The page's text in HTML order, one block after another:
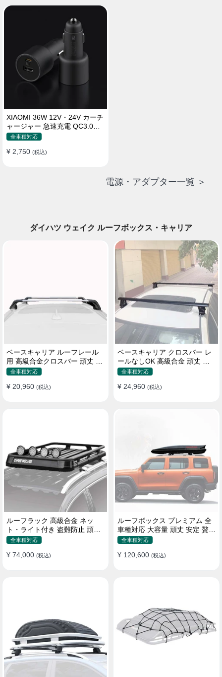
XIAOMI 36W 12V・24V カーチ
ャージャー 急速充電 QC3.0
LEDライト コンパクト 車載充
全車種対応
¥ 2,750 (税込)
電源・アダプター一覧 ＞
ダイハツ ウェイク ルーフボックス・キャリア
ベースキャリア ルーフレール
用 高級合金クロスバー 頑丈 ロ
ック付き ベースラックセット
全車種対応
¥ 20,960 (税込)
ベースキャリア クロスバー レ
ールなしOK 高級合金 頑丈 ロ
ック付き ベースラックセット
全車種対応
¥ 24,960 (税込)
ルーフラック 高級合金 ネッ
ト・ライト付き 盗難防止 頑丈
安定 分離式 大容量 ベースキャ
全車種対応
¥ 74,000 (税込)
ルーフボックス プレミアム 全
車種対応 大容量 頑丈 安定 贅沢
使い心地 おしゃれ 多色 車用ラ
全車種対応
¥ 120,600 (税込)